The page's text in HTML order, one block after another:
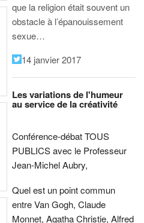
que la religion était souvent un
obstacle à l’épanouissement
sexue…
14 janvier 2017
Les variations de l'humeur
au service de la créativité
Conférence-débat TOUS
PUBLICS avec le Professeur
Jean-Michel Aubry,
Quel est un point commun
entre Van Gogh, Claude
Monnet, Agatha Christie, Alfred